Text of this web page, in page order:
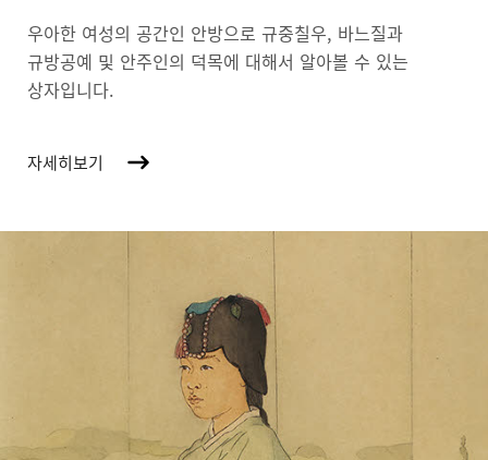
우아한 여성의 공간인 안방으로 규중칠우, 바느질과
규방공예 및 안주인의 덕목에 대해서 알아볼 수 있는
상자입니다.
자세히보기